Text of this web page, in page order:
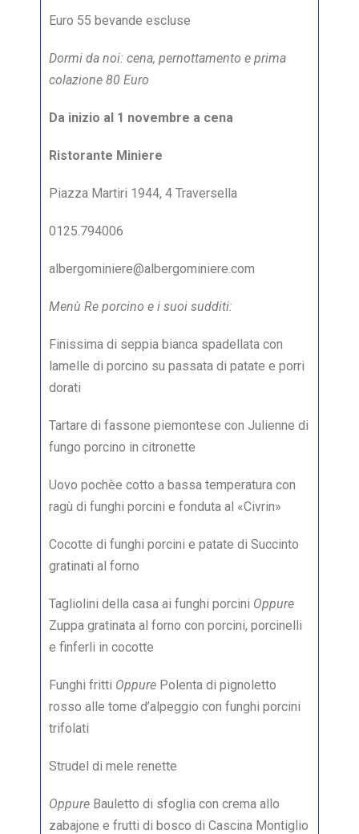
Euro 55 bevande escluse
Dormi da noi: cena, pernottamento e prima
colazione 80 Euro
Da inizio al 1 novembre a cena
Ristorante Miniere
Piazza Martiri 1944, 4 Traversella
0125.794006
albergominiere@albergominiere.com
Menù Re porcino e i suoi sudditi:
Finissima di seppia bianca spadellata con
lamelle di porcino su passata di patate e porri
dorati
Tartare di fassone piemontese con Julienne di
fungo porcino in citronette
Uovo pochèe cotto a bassa temperatura con
ragù di funghi porcini e fonduta al «Civrin»
Cocotte di funghi porcini e patate di Succinto
gratinati al forno
Tagliolini della casa ai funghi porcini Oppure
Zuppa gratinata al forno con porcini, porcinelli
e finferli in cocotte
Funghi fritti Oppure Polenta di pignoletto
rosso alle tome d’alpeggio con funghi porcini
trifolati
Strudel di mele renette
Oppure Bauletto di sfoglia con crema allo
zabajone e frutti di bosco di Cascina Montiglio